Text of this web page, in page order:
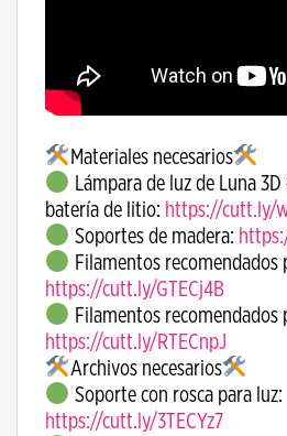
Materiales necesarios
Lámpara de luz de Luna
batería de litio: https://cutt.ly/
Soportes de madera:
Filamentos recomendados
https://cutt.ly/GTECj4B
Filamentos recomendados
https://cutt.ly/RTECnpJ
Archivos necesarios
Soporte con rosca para luz:
https://cutt.ly/3TECYz7